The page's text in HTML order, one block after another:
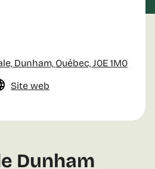
Dunham, Québec, J0E 1M0
Site web
Dunham